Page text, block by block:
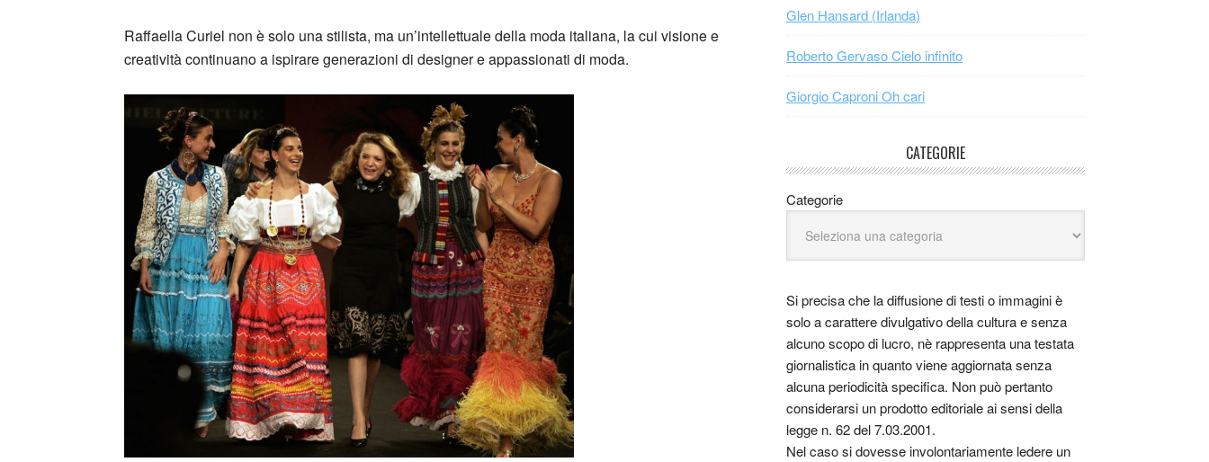
Raffaella Curiel non è solo una stilista, ma un’intellettuale della moda italiana, la cui visione e
creatività continuano a ispirare generazioni di designer e appassionati di moda.
Glen Hansard (Irlanda)
Roberto Gervaso Cielo infinito
Giorgio Caproni Oh cari
CATEGORIE
Categorie
Si precisa che la diffusione di testi o immagini è
solo a carattere divulgativo della cultura e senza
alcuno scopo di lucro, nè rappresenta una testata
giornalistica in quanto viene aggiornata senza
alcuna periodicità specifica. Non può pertanto
considerarsi un prodotto editoriale ai sensi della
legge n. 62 del 7.03.2001.
Nel caso si dovesse involontariamente ledere un